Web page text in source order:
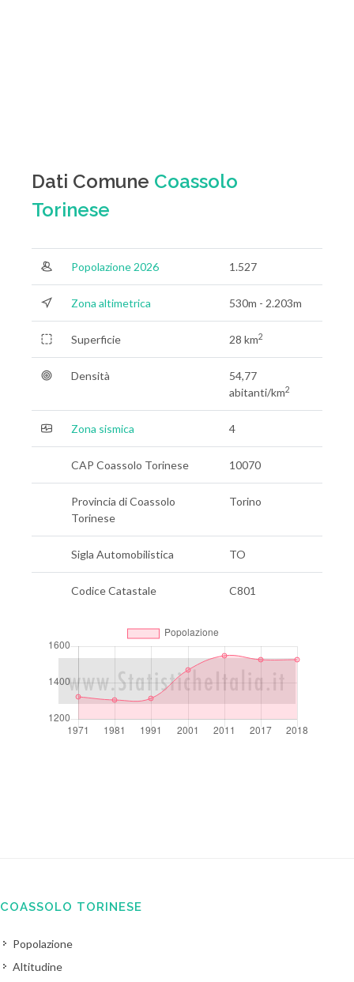
Dati Comune Coassolo
Torinese
Popolazione 2026 1.527
Zona altimetrica 530m - 2.203m
Superficie 28 km2
Densità
54,77
abitanti/km2
Zona sismica 4
CAP Coassolo Torinese 10070
Provincia di Coassolo
Torinese
Torino
Sigla Automobilistica TO
Codice Catastale C801
COASSOLO TORINESE
Popolazione
Altitudine